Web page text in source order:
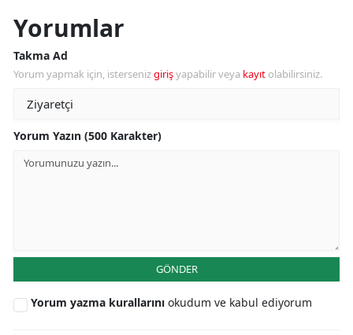
Yorumlar
Takma Ad
Yorum yapmak için, istersenizgirişyapabilir veya kayıt olabilirsiniz.
Yorum Yazın (500 Karakter)
GÖNDER
Yorum yazma kurallarını okudum ve kabul ediyorum